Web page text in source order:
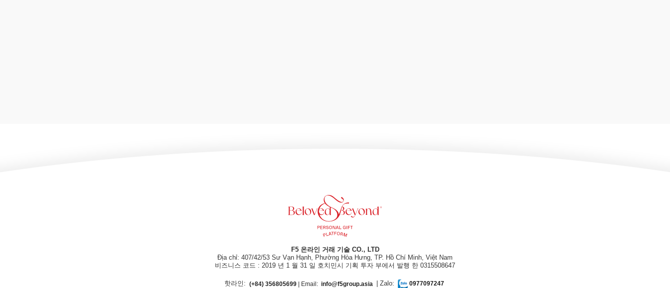
F5 온라인 거래 기술 CO., LTD
Địa chỉ: 407/42/53 Sư Vạn Hạnh, Phường Hòa Hưng, TP. Hồ Chí Minh, Việt Nam
비즈니스 코드 : 2019 년 1 월 31 일 호치민시 기획 투자 부에서 발행 한 0315508647
핫라인: (+84) 356805699 | Email: info@f5group.asia | Zalo: 0977097247